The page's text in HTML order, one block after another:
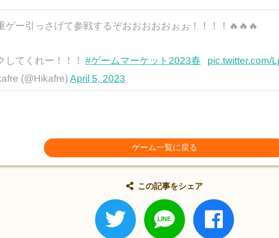
ゲー引っさげて参戦するぞおおおおおぉぉ！！！！🔥🔥🔥
してくれー！！！ #ゲームマーケット2023春
pic.twitter.com/
(@Hikafre) April 5, 2023
ゲーム一覧に戻る
この記事をシェア